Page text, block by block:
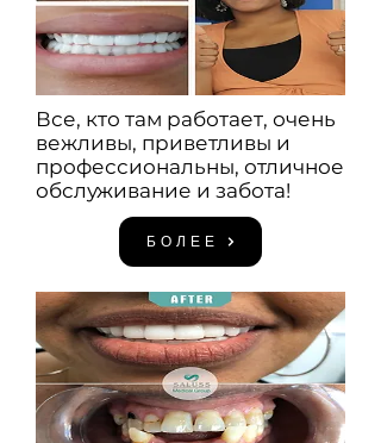
Все, кто там работает, очень
вежливы, приветливы и
профессиональны, отличное
обслуживание и забота!
БОЛЕЕ